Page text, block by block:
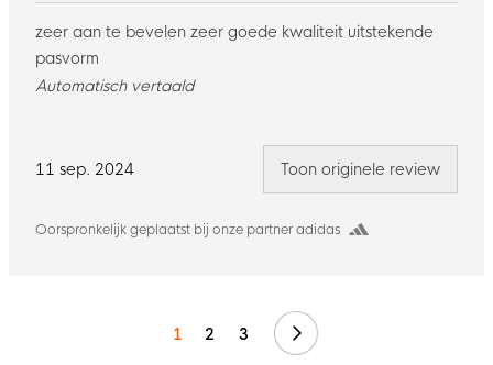
11 sep. 2024
Oorspronkelijk geplaatst bij onze partner adidas
zeer aan te bevelen zeer goede kwaliteit uitstekende
pasvorm
Automatisch vertaald
Toon originele review
1 2 3 Volgende